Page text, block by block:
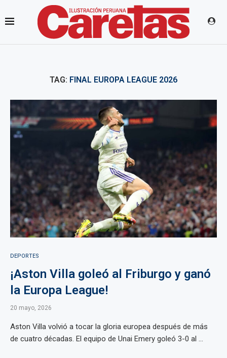
TAG: FINAL EUROPA LEAGUE 2026
DEPORTES
¡Aston Villa goleó al Friburgo y ganó
la Europa League!
20 mayo, 2026
Aston Villa volvió a tocar la gloria europea después de más
de cuatro décadas. El equipo de Unai Emery goleó 3-0 al ...